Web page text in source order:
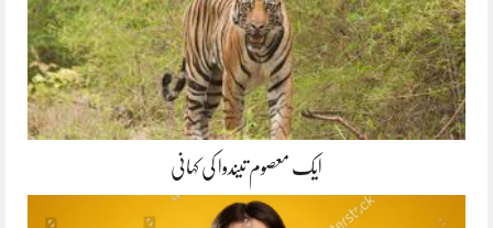
ایک معصوم تیندوا کی کہانی